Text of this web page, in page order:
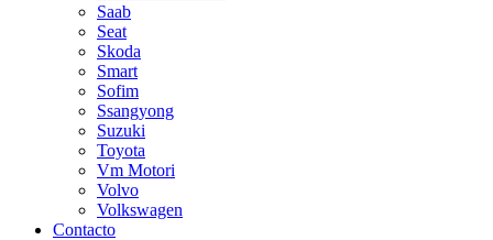
Saab
Seat
Skoda
Smart
Sofim
Ssangyong
Suzuki
Toyota
Vm Motori
Volvo
Volkswagen
Contacto